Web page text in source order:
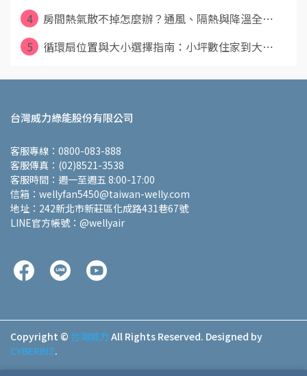
4
房間熱氣散不掉怎麼辦？通風、隔熱與降溫全⋯
5
循環扇位置與大小選擇指南：小坪數住家到大⋯
台灣威力綠能股份有限公司
客服專線：0800-083-888
客服傳真：(02)8521-3538
客服時間：週一至週五 8:00-17:00
信箱：wellyfan5450@taiwan-welly.com
地址：242新北市新莊區化成路431巷67號
LINE官方帳號：@wellyair
Copyright © 台灣威力 All Rights Reserved. Designed by
CYBERBIZ.